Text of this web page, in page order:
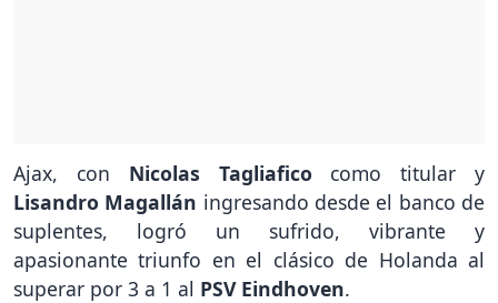
Ajax, con Nicolas Tagliafico como titular y
Lisandro Magallán ingresando desde el banco de
suplentes, logró un sufrido, vibrante y
apasionante triunfo en el clásico de Holanda al
superar por 3 a 1 al PSV Eindhoven.